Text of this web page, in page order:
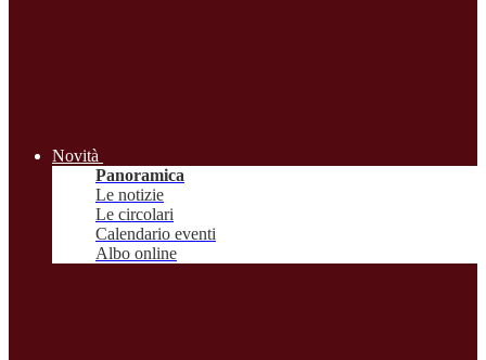
Novità
Panoramica
Le notizie
Le circolari
Calendario eventi
Albo online